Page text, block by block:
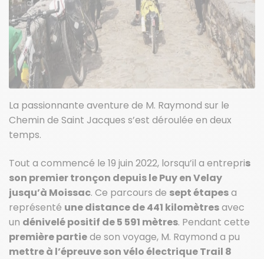
La passionnante aventure de M. Raymond sur le
Chemin de Saint Jacques s’est déroulée en deux
temps.
Tout a commencé le 19 juin 2022, lorsqu’il a entrepris
son premier tronçon depuis le Puy en Velay
jusqu’à Moissac. Ce parcours de sept étapesa
représenté une distance de 441 kilomètresavec
un dénivelé positif de 5 591 mètres. Pendant cette
première partiede son voyage, M. Raymond a pu
mettre à l’épreuve son vélo électrique Trail 8